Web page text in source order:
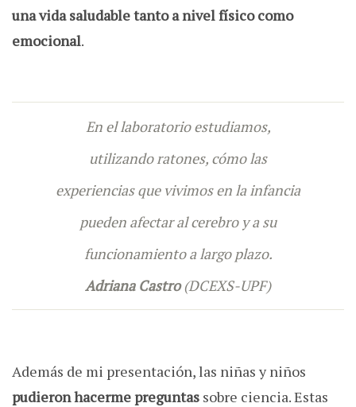
una vida saludable tanto a nivel físico como
emocional.
En el laboratorio estudiamos,
utilizando ratones, cómo las
experiencias que vivimos en la infancia
pueden afectar al cerebro y a su
funcionamiento a largo plazo.
Adriana Castro(DCEXS-UPF)
Además de mi presentación, las niñas y niños
pudieron hacerme preguntas sobre ciencia. Estas